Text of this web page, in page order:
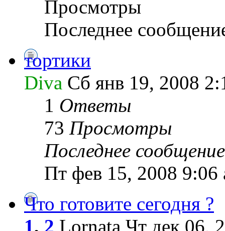
Просмотры
Последнее
тортики
Diva Сб янв 19, 2008
1 Ответы
73 Просмотры
Последнее сообщение
Пт фев 15, 2008 9:06
Что готовите сегодня ?
1, 2 Lornata Чт дек 06,